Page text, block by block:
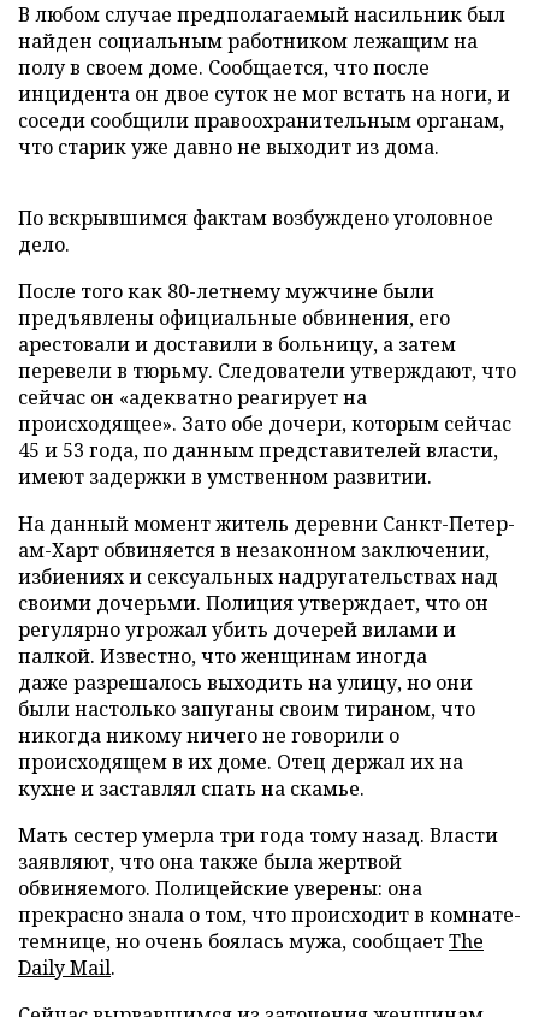
В любом случае предполагаемый насильник был
найден социальным работником лежащим на
полу в своем доме. Сообщается, что после
инцидента он двое суток не мог встать на ноги, и
соседи сообщили правоохранительным органам,
что старик уже давно не выходит из дома.
По вскрывшимся фактам возбуждено уголовное
дело.
После того как 80-летнему мужчине были
предъявлены официальные обвинения, его
арестовали и доставили в больницу, а затем
перевели в тюрьму. Следователи утверждают, что
сейчас он «адекватно реагирует на
происходящее». Зато обе дочери, которым сейчас
45 и 53 года, по данным представителей власти,
имеют задержки в умственном развитии.
На данный момент житель деревни Санкт-Петер-
ам-Харт обвиняется в незаконном заключении,
избиениях и сексуальных надругательствах над
своими дочерьми. Полиция утверждает, что он
регулярно угрожал убить дочерей вилами и
палкой. Известно, что женщинам иногда
даже разрешалось выходить на улицу, но они
были настолько запуганы своим тираном, что
никогда никому ничего не говорили о
происходящем в их доме. Отец держал их на
кухне и заставлял спать на скамье.
Мать сестер умерла три года тому назад. Власти
заявляют, что она также была жертвой
обвиняемого. Полицейские уверены: она
прекрасно знала о том, что происходит в комнате-
темнице, но очень боялась мужа, сообщаетThe
Daily Mail.